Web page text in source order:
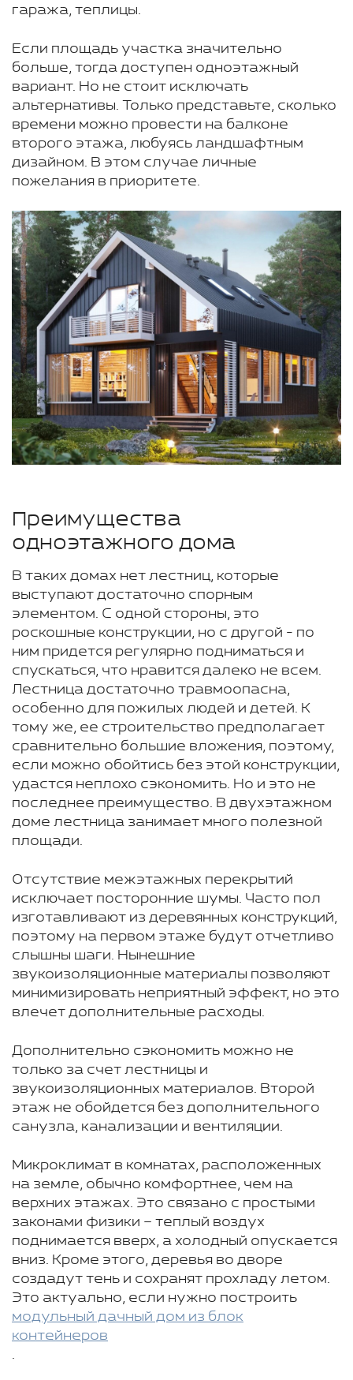
гаража, теплицы.
Если площадь участка значительно
больше, тогда доступен одноэтажный
вариант. Но не стоит исключать
альтернативы. Только представьте, сколько
времени можно провести на балконе
второго этажа, любуясь ландшафтным
дизайном. В этом случае личные
пожелания в приоритете.
Преимущества
одноэтажного дома
В таких домах нет лестниц, которые
выступают достаточно спорным
элементом. С одной стороны, это
роскошные конструкции, но с другой - по
ним придется регулярно подниматься и
спускаться, что нравится далеко не всем.
Лестница достаточно травмоопасна,
особенно для пожилых людей и детей. К
тому же, ее строительство предполагает
сравнительно большие вложения, поэтому,
если можно обойтись без этой конструкции,
удастся неплохо сэкономить. Но и это не
последнее преимущество. В двухэтажном
доме лестница занимает много полезной
площади.
Отсутствие межэтажных перекрытий
исключает посторонние шумы. Часто пол
изготавливают из деревянных конструкций,
поэтому на первом этаже будут отчетливо
слышны шаги. Нынешние
звукоизоляционные материалы позволяют
минимизировать неприятный эффект, но это
влечет дополнительные расходы.
Дополнительно сэкономить можно не
только за счет лестницы и
звукоизоляционных материалов. Второй
этаж не обойдется без дополнительного
санузла, канализации и вентиляции.
Микроклимат в комнатах, расположенных
на земле, обычно комфортнее, чем на
верхних этажах. Это связано с простыми
законами физики – теплый воздух
поднимается вверх, а холодный опускается
вниз. Кроме этого, деревья во дворе
создадут тень и сохранят прохладу летом.
Это актуально, если нужно построить
модульный дачный дом из блок
контейнеров
.